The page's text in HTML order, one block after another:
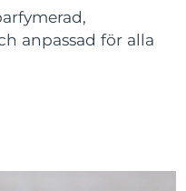
anpassad för alla